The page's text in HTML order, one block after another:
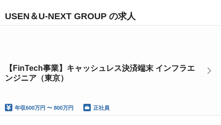
USEN＆U-NEXT GROUP の求人
【FinTech事業】キャッシュレス決済端末 インフラエ
ンジニア（東京）
年収600万円 〜 800万円 正社員